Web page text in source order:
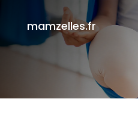
mamzelles.fr